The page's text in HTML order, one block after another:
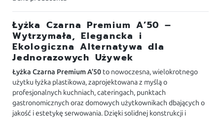
Łyżka Czarna Premium A’50 –
Wytrzymała, Elegancka i
Ekologiczna Alternatywa dla
Jednorazowych Używek
Łyżka Czarna Premium A’50 to nowoczesna, wielokrotnego
użytku łyżka plastikowa, zaprojektowana z myślą o
profesjonalnych kuchniach, cateringach, punktach
gastronomicznych oraz domowych użytkownikach dbających o
jakość i estetykę serwowania. Dzięki solidnej konstrukcji i